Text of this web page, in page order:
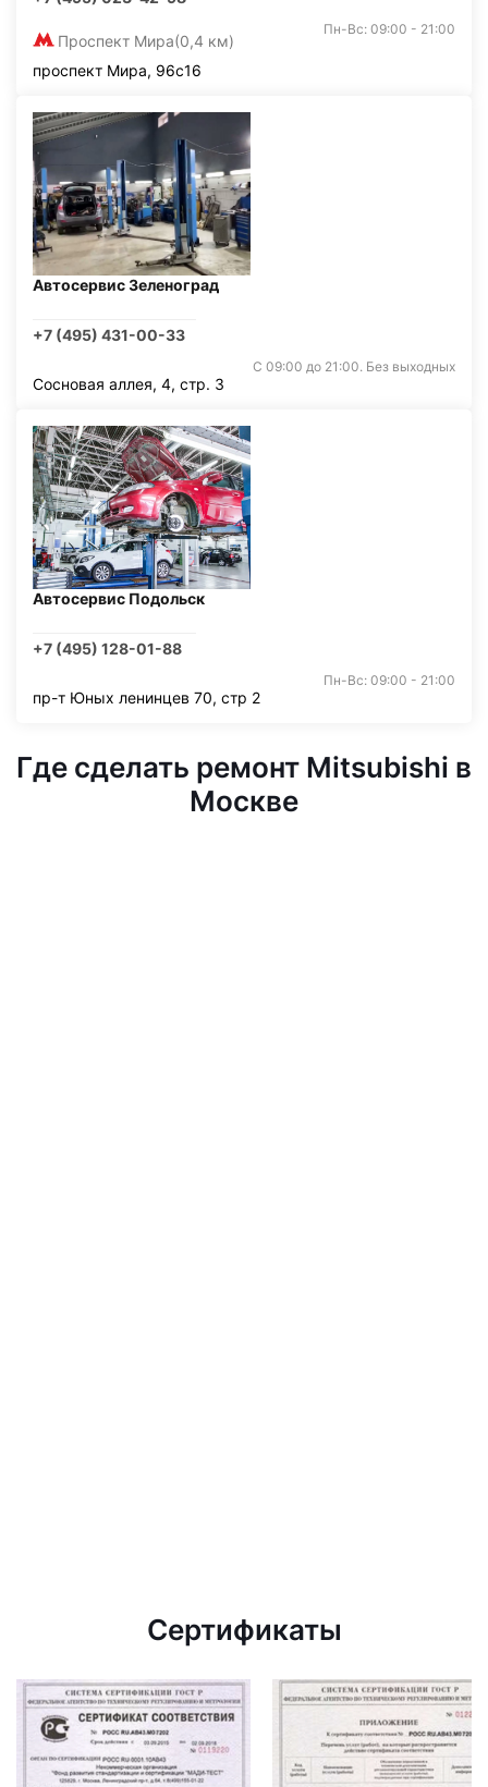
Проспект Мира(0,4 км)
Пн-Вс: 09:00 - 21:00
проспект Мира, 96с16
Автосервис Зеленоград
+7 (495) 431-00-33
С 09:00 до 21:00. Без выходных
Сосновая аллея, 4, стр. 3
Автосервис Подольск
+7 (495) 128-01-88
Пн-Вс: 09:00 - 21:00
пр-т Юных ленинцев 70, стр 2
Где сделать ремонт Mitsubishi в
Москве
Сертификаты